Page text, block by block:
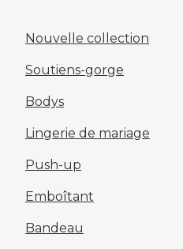
Nouvelle collection
Soutiens-gorge
Bodys
Lingerie de mariage
Push-up
Emboîtant
Bandeau